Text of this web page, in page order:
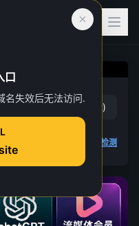
赞 ( 18) 踩 2)
播放检测
口
名失效后无法访问.